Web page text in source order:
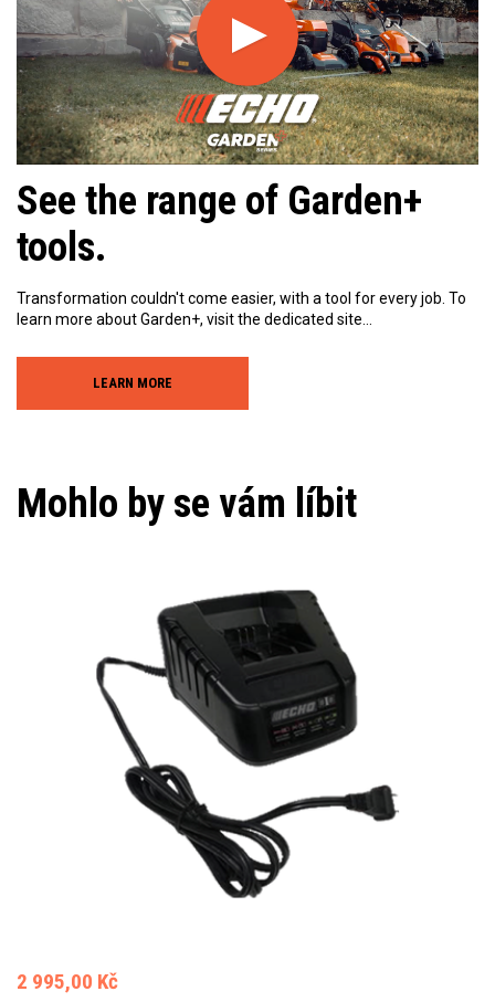
Play
See the range of Garden+
tools.
Transformation couldn't come easier, with a tool for every job. To
learn more about Garden+, visit the dedicated site…
LEARN MORE
Mohlo by se vám líbit
2 995,00 Kč